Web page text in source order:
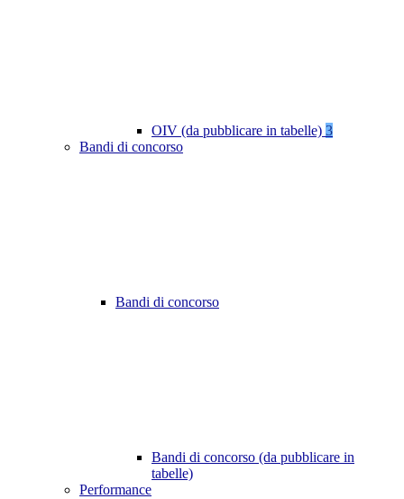
OIV (da pubblicare in tabelle) 3
Bandi di concorso
Bandi di concorso
Bandi di concorso (da pubblicare in
tabelle)
Performance